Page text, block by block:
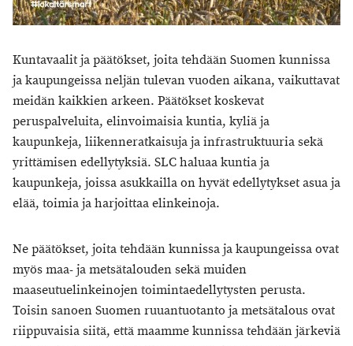
Kuntavaalit ja päätökset, joita tehdään Suomen kunnissa
ja kaupungeissa neljän tulevan vuoden aikana, vaikuttavat
meidän kaikkien arkeen. Päätökset koskevat
peruspalveluita, elinvoimaisia kuntia, kyliä ja
kaupunkeja, liikenneratkaisuja ja infrastruktuuria sekä
yrittämisen edellytyksiä. SLC haluaa kuntia ja
kaupunkeja, joissa asukkailla on hyvät edellytykset asua ja
elää, toimia ja harjoittaa elinkeinoja.
Ne päätökset, joita tehdään kunnissa ja kaupungeissa ovat
myös maa- ja metsätalouden sekä muiden
maaseutuelinkeinojen toimintaedellytysten perusta.
Toisin sanoen Suomen ruuantuotanto ja metsätalous ovat
riippuvaisia siitä, että maamme kunnissa tehdään järkeviä